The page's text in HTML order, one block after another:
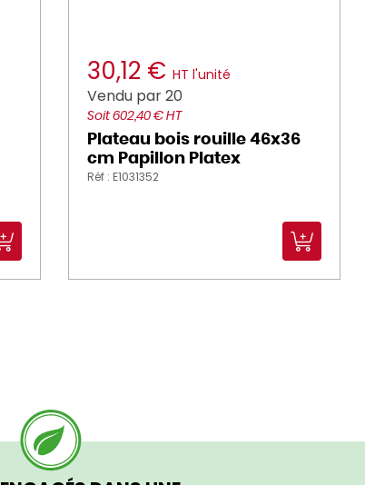
30,12 € HT l'unité
Vendu par 20
Soit 602,40 € HT
Plateau bois rouille 46x36
cm Papillon Platex
Réf : E1031352